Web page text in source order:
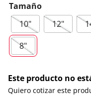
Tamaño
10"
12"
8"
Este producto no
Quiero cotizar este